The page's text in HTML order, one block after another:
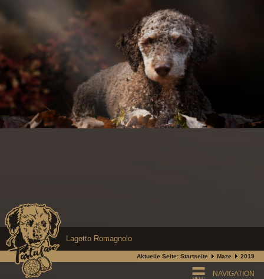
Lagotto Romagnolo
Aktuelle Seite: Startseite Maze 2019
NAVIGATION